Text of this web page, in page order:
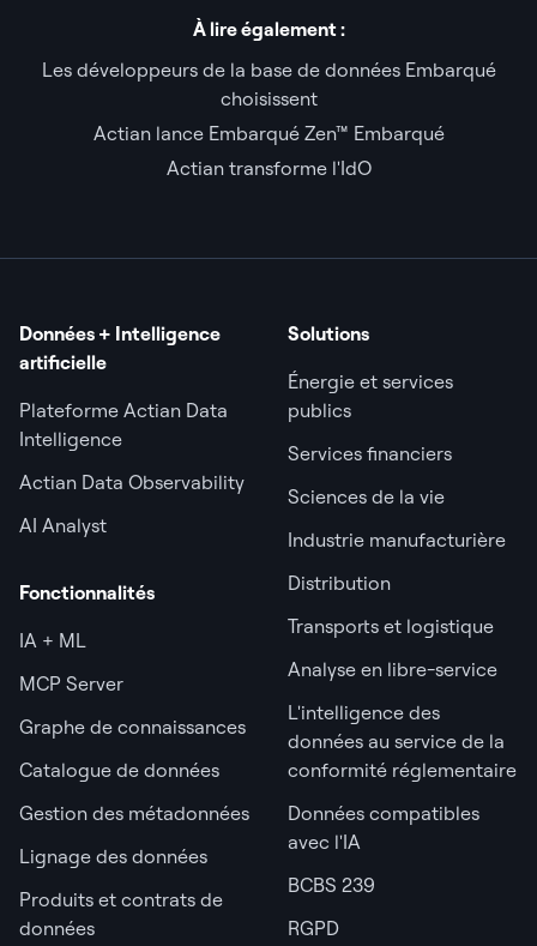
À lire également :
Les développeurs de la base de données Embarqué
choisissent
Actian lance Embarqué Zen™ Embarqué
Actian transforme l'IdO
Données + Intelligence
artificielle
Plateforme Actian Data
Intelligence
Actian Data Observability
AI Analyst
Fonctionnalités
IA + ML
MCP Server
Graphe de connaissances
Catalogue de données
Gestion des métadonnées
Lignage des données
Produits et contrats de
données
Solutions
Énergie et services
publics
Services financiers
Sciences de la vie
Industrie manufacturière
Distribution
Transports et logistique
Analyse en libre-service
L'intelligence des
données au service de la
conformité réglementaire
Données compatibles
avec l'IA
BCBS 239
RGPD